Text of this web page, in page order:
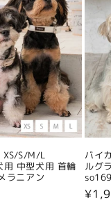
XS/S/M/L
中型犬用 首輪
ラニアン
バイ
ルグ
通